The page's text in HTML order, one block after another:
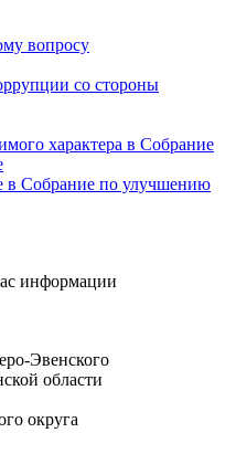
вопросу
со стороны
характера в Собрание
в Собрание по улучшению
информации
округа